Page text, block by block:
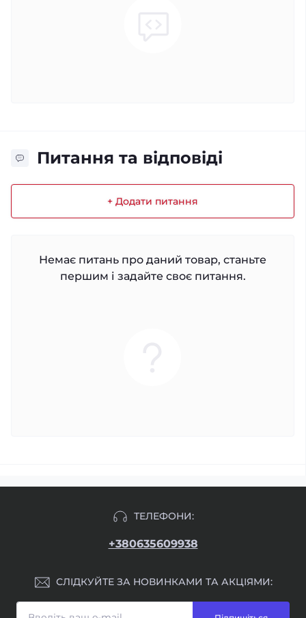
Питання та відповіді
+ Додати питання
Немає питань про даний товар, станьте
першим і задайте своє питання.
ТЕЛЕФОНИ:
+380635609938
СЛІДКУЙТЕ ЗА НОВИНКАМИ ТА АКЦІЯМИ: